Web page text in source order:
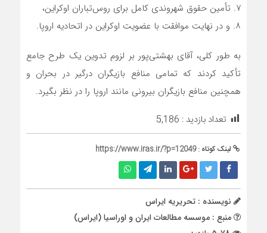
۷. تأمین حقوق شهروندی کامل برای روس‌تباران اوکراین،
۸. و در نهایت موافقت با عضویت اوکراین در اتحادیه اروپا.
به طور کلی، آقای بهشتی‌پور بر لزوم تدوین یک طرح جامع
تأکید کردند که تمامی منافع بازیگران درگیر در بحران و
همچنین منافع بازیگران بیرونی مانند اروپا را در نظر بگیرد.
تعداد بازدید : 5,186
لینک کوتاه :https://www.iras.ir/?p=12049
نویسنده : تحریریه ایراس
منبع : موسسه مطالعات ایران و اوراسیا (ایراس)